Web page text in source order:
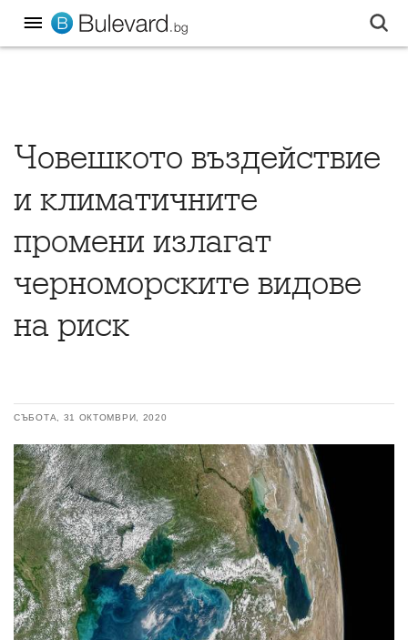
Човешкото въздействие
и климатичните
промени излагат
черноморските видове
на риск
СЪБОТА, 31 ОКТОМВРИ, 2020